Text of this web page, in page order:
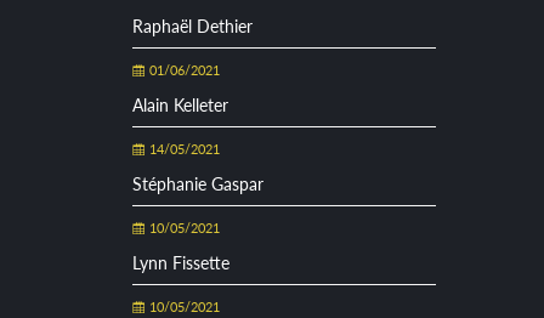
Raphaël Dethier
01/06/2021
Alain Kelleter
14/05/2021
Stéphanie Gaspar
10/05/2021
Lynn Fissette
10/05/2021